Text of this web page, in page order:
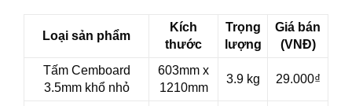
Loại sản phẩm
Kích
thước
Trọng
lượng
Giá bán
(VNĐ)
Tấm Cemboard
3.5mm khổ nhỏ
603mm x
1210mm
3.9 kg 29.000₫